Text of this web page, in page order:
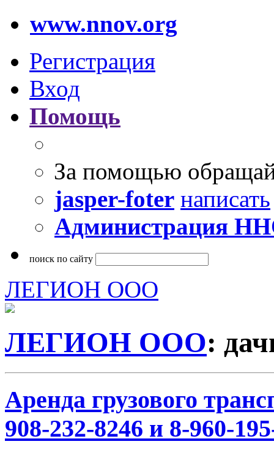
www.nnov.org
Регистрация
Вход
Помощь
За помощью
jasper-foter написать
Администрация
поиск по сайту
ЛЕГИОН ООО
ЛЕГИОН ООО:
Аренда грузового
908-232-8246 и 8-960-